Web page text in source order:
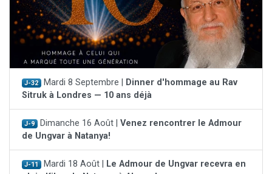
J-32 Mardi 8 Septembre |
Dinner d'hommage au Rav
Sitruk à Londres — 10 ans déjà
J-9 Dimanche 16 Août | Venez rencontrer le Admour
de Ungvar à Natanya!
J-11 Mardi 18 Août |
Le Admour de Ungvar recevra en